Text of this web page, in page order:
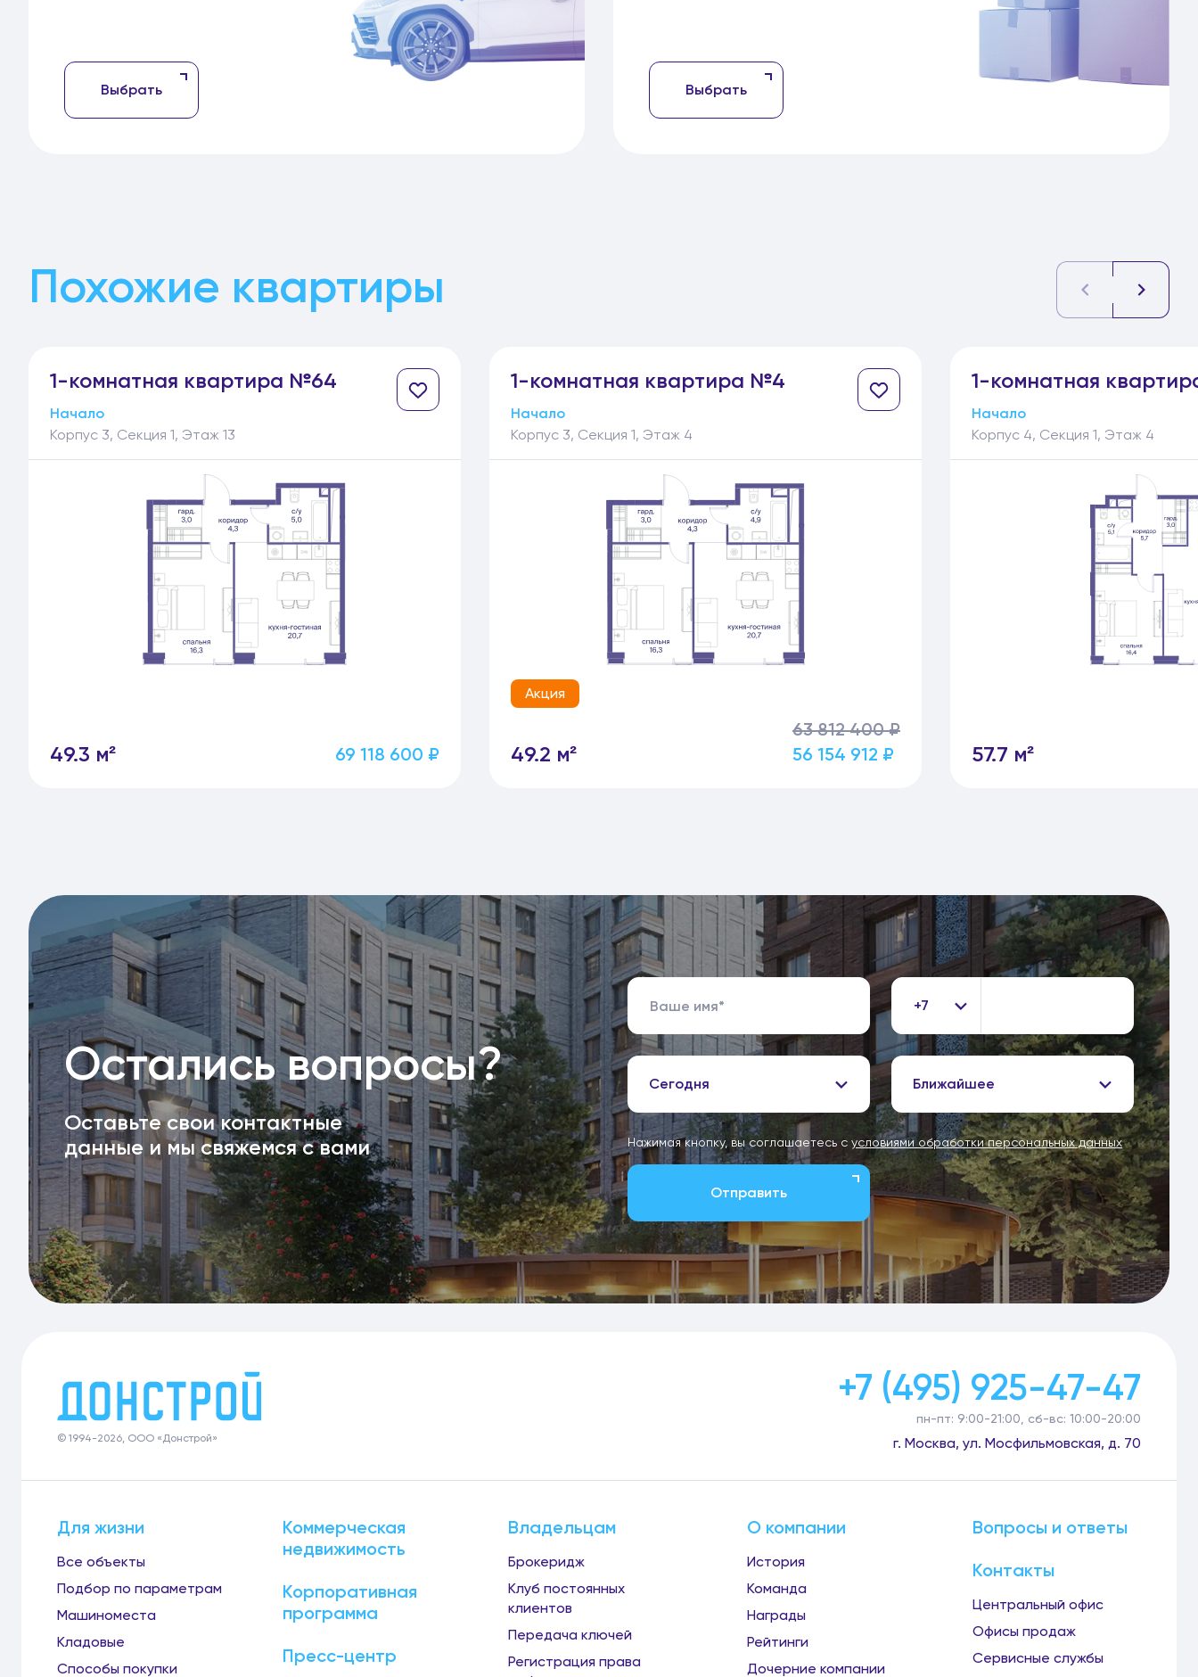
Выбрать Выбрать
Похожие квартиры
1-комнатная квартира №64
Начало
Корпус 3, Секция 1, Этаж 13
49.3 м² 69 118 600 ₽
1-комнатная квартира №4
Начало
Корпус 3, Секция 1, Этаж 4
Акция
49.2 м²
63 812 400 ₽
56 154 912 ₽
1-комнатная
Начало
Корпус 4, Секция 1, Этаж 4
57.7 м²
Остались вопросы?
Оставьте свои контактные
данные и мы свяжемся с вами
+7
Сегодня Ближайшее
Нажимая кнопку, вы соглашаетесь с условиями обработки персональных данных
Отправить
© 1994-2026, ООО «Донстрой»
+7 (495) 925-47-47
пн-пт: 9:00-21:00, сб-вс: 10:00-20:00
г. Москва, ул. Мосфильмовская, д. 70
Для жизни
Все объекты
Подбор по параметрам
Машиноместа
Кладовые
Способы покупки
Коммерческая
недвижимость
Корпоративная
программа
Пресс-центр
Владельцам
Брокеридж
Клуб постоянных
клиентов
Передача ключей
Регистрация права
О компании
История
Команда
Награды
Рейтинги
Дочерние компании
Вопросы и ответы
Контакты
Центральный офис
Офисы продаж
Сервисные службы